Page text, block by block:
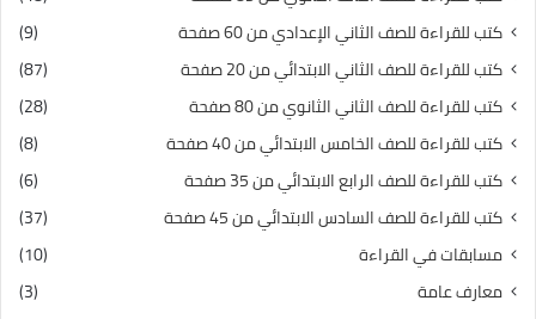
كتب للقراءة للصف الثاني الإعدادي من 60 صفحة
(9)
كتب للقراءة للصف الثاني الابتدائي من 20 صفحة
(87)
كتب للقراءة للصف الثاني الثانوي من 80 صفحة
(28)
كتب للقراءة للصف الخامس الابتدائي من 40 صفحة
(8)
كتب للقراءة للصف الرابع الابتدائي من 35 صفحة
(6)
كتب للقراءة للصف السادس الابتدائي من 45 صفحة
(37)
مسابقات في القراءة
(10)
معارف عامة
(3)